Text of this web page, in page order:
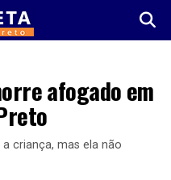
afogado em
criança, mas ela não